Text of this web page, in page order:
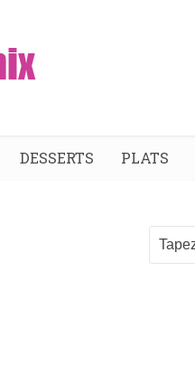
DESSERTS PLATS